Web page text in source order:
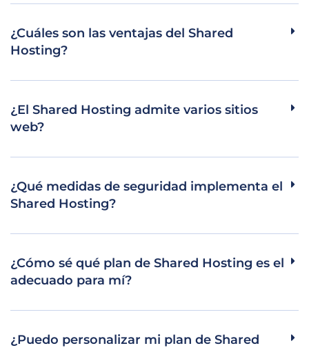
¿Cuáles son las ventajas del Shared
Hosting?
¿El Shared Hosting admite varios sitios
web?
¿Qué medidas de seguridad implementa el
Shared Hosting?
¿Cómo sé qué plan de Shared Hosting es el
adecuado para mí?
¿Puedo personalizar mi plan de Shared